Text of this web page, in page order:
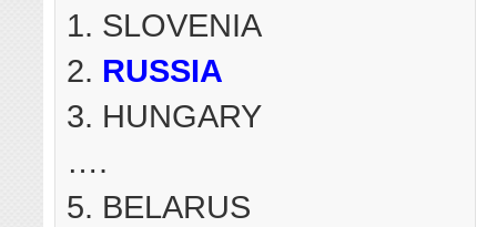
1. SLOVENIA
2. RUSSIA
3. HUNGARY
….
5. BELARUS